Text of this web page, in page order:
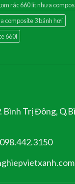
rác 660 lít nhựa
composite 3 bánh hơi
660l
Bình Trị Đông,